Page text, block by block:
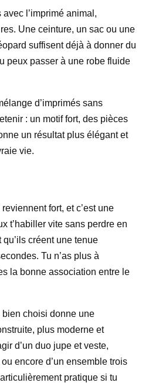
l’imprimé animal,
Une ceinture, un sac ou une
suffisent déjà à donner du
peux passer à une robe fluide
d’imprimés sans
: un motif fort, des pièces
un résultat plus élégant et
vie.
fort, et c’est une
t’habiller vite sans perdre en
qu’ils créent une tenue
Tu n’as plus à
la bonne association entre le
choisi donne une
plus moderne et
d’un duo jupe et veste,
encore d’un ensemble trois
pratique si tu